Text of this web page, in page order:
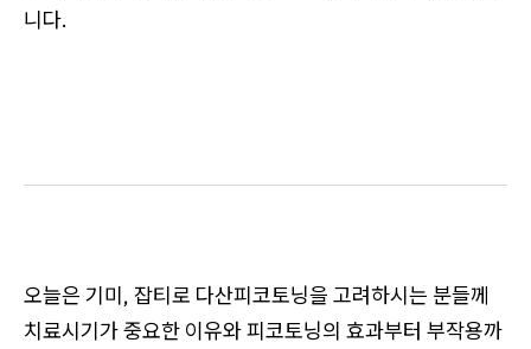
니다.
오늘은 기미, 잡티로 다산피코토닝을 고려하시는 분들께
치료시기가 중요한 이유와 피코토닝의 효과부터 부작용까